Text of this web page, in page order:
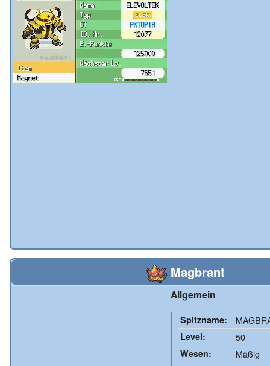
Magbrant
Allgemein
Spitzname:
Level: 50
Wesen: Mäßig